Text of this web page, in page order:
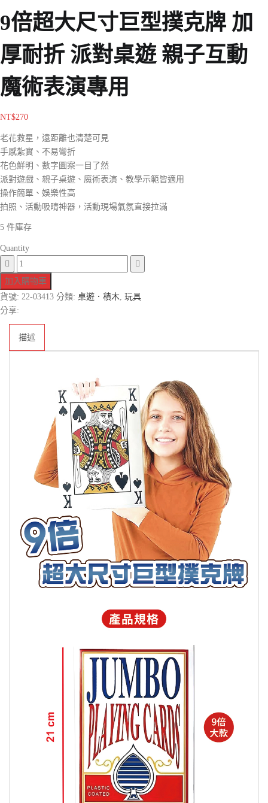
9倍超大尺寸巨型撲克牌 加
厚耐折 派對桌遊 親子互動
魔術表演專用
NT$270
老花救星，遠距離也清楚可見
手感紮實、不易彎折
花色鮮明、數字圖案一目了然
派對遊戲、親子桌遊、魔術表演、教學示範皆適用
操作簡單、娛樂性高
拍照、活動吸睛神器，活動現場氣氛直接拉滿
5 件庫存
Quantity
加入購物車
貨號: 22-03413 分類: 桌遊．積木 玩具
分享:
描述